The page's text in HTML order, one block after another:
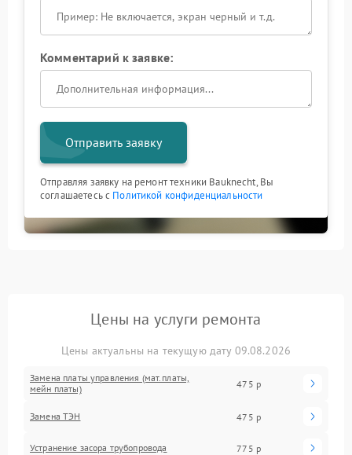
Комментарий к заявке:
Отправить заявку
Отправляя заявку на ремонт техники Bauknecht, Вы
соглашаетесь с Политикой конфиденциальности
Цены на услуги ремонта
Цены актуальны на текущую дату 09.08.2026
Замена платы управления (мат.платы,
мейн платы)
475 р
Замена ТЭН 475 р
Устранение засора трубопровода 775 р